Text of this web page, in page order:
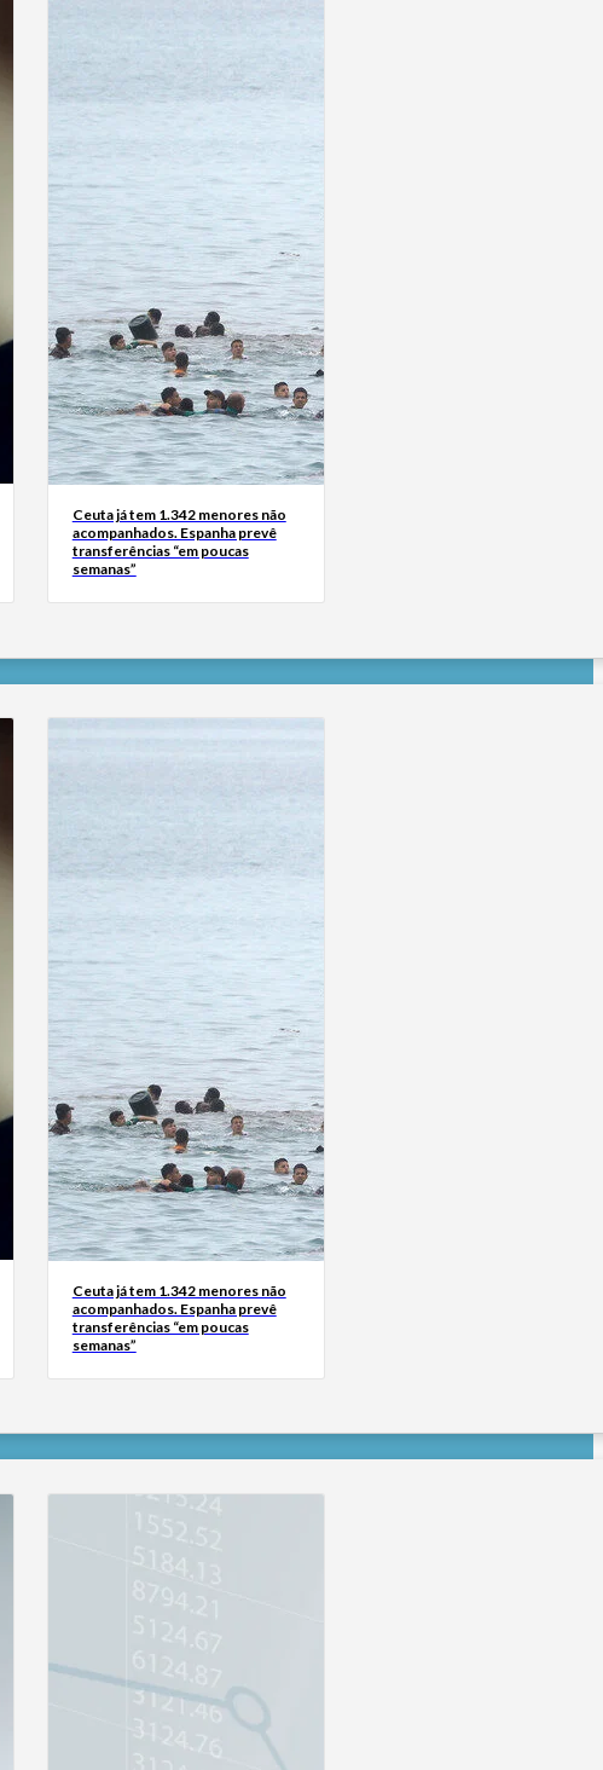
Ceuta já tem 1.342 menores não
acompanhados. Espanha prevê
transferências “em poucas
semanas”
Ceuta já tem 1.342 menores não
acompanhados. Espanha prevê
transferências “em poucas
semanas”